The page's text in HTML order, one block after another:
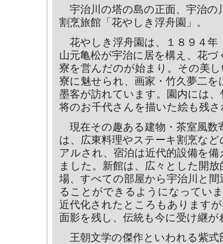
宇治川の塔の島の正面、宇治の
割烹旅館「花やしき浮舟園」。
花やしき浮舟園は、１８９４年
山元亀松が宇治に居を構え、花
寮を営んだのが始まり。その美
寮に魅せられ、画家・竹久夢二
墨客が訪れています。園内には
将のお千代さんを描いた絵も残
現在その趣ある建物・茶室風数
は、広東料理やステーキ割烹な
アルされ、宿泊は近代的設備を
ました。新館は、広々とした開
場、すべての部屋から宇治川と
ることができるようになってい
近代化されたところもあります
面影を残し、伝統も今に受け継
王朝文学の傑作といわれる紫式